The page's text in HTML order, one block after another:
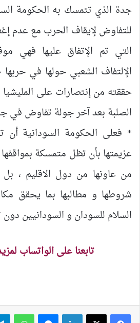
جدة الذي تتمسك به الحكومة
للتفاوض لإيقاف الحرب مع عدم
التي تم الإتفاق عليها فهي
الإلتفاف الشعبي حولها في
حققته من إنتصارات على
الصلبة بعد آخر جولة تفاوض في
* فعلى الحكومة السودانية أن
عزيمتها بأن تظل متمسكة
من عاونها من دول الاقليم ،
شروطها و مطالبها بما يحقق
السلام للسودان و السودانيين
تابعنا على الواتساب
لينكدإن ماسنجر